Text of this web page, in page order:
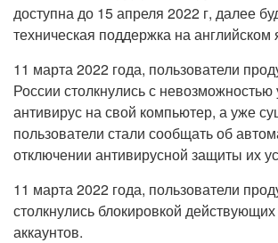
доступна до 15 апреля 2022 г, далее
техническая поддержка на английском
11 марта 2022 года, пользователи
России столкнулись с невозможностью
антивирус на свой компьютер, а уже
пользователи стали сообщать об
отключении антивирусной защиты их
11 марта 2022 года, пользователи
столкнулись блокировкой
аккаунтов.